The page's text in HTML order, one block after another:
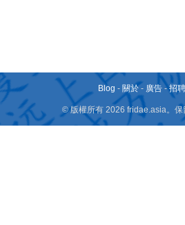
Blog - 關於 - 廣告 -招
© 版權所有 2026 fridae.asia。